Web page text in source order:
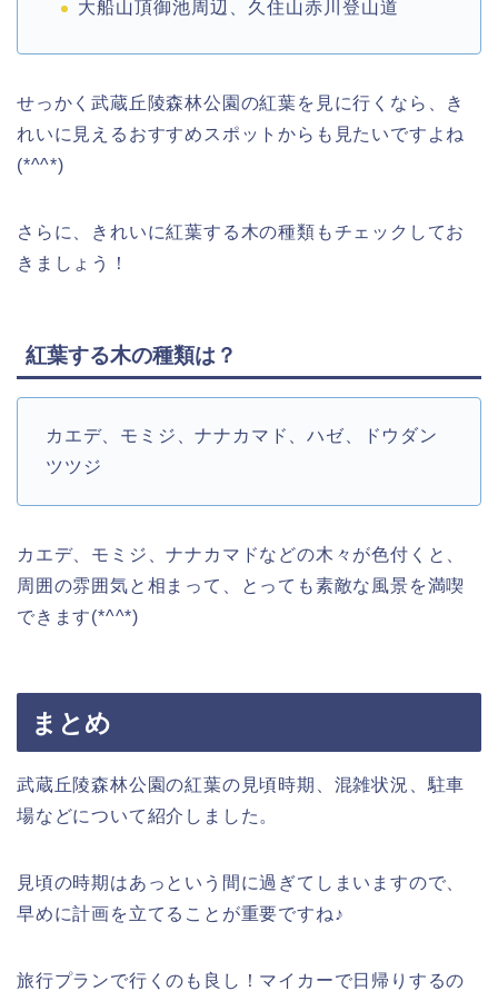
大船山頂御池周辺、久住山赤川登山道
せっかく武蔵丘陵森林公園の紅葉を見に行くなら、き
れいに見えるおすすめスポットからも見たいですよね
(*^^*)
さらに、きれいに紅葉する木の種類もチェックしてお
きましょう！
紅葉する木の種類は？
カエデ、モミジ、ナナカマド、ハゼ、ドウダン
ツツジ
カエデ、モミジ、ナナカマドなどの木々が色付くと、
周囲の雰囲気と相まって、とっても素敵な風景を満喫
できます(*^^*)
まとめ
武蔵丘陵森林公園の紅葉の見頃時期、混雑状況、駐車
場などについて紹介しました。
見頃の時期はあっという間に過ぎてしまいますので、
早めに計画を立てることが重要ですね♪
旅行プランで行くのも良し！マイカーで日帰りするの